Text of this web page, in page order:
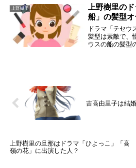
CMの髪型と、
方法について書
上野樹里
上野樹里の
船」の髪型
ドラマ「テセウ
髪型は素敵で、
ウスの船の髪型
吉高由里子は結
上野樹里の旦那はドラマ「ひよっこ」「高
嶺の花」に出演した人？